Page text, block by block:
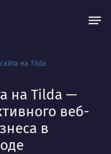
на Tilda
на Tilda —
веб-
в